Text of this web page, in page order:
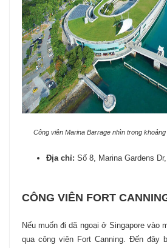
Công viên Marina Barrage nhìn trong
Địa chỉ: Số 8, Marina Gardens
CÔNG VIÊN FORT
Nếu muốn đi dã ngoại ở Singapore vào
qua công viên Fort Canning. Đến đây